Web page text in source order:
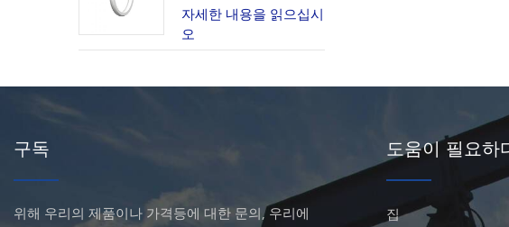
자세한 내용을 읽으십시
오
구독
위해 우리의 제품이나 가격등에 대한 문의, 우리에
도움이 필요하
집